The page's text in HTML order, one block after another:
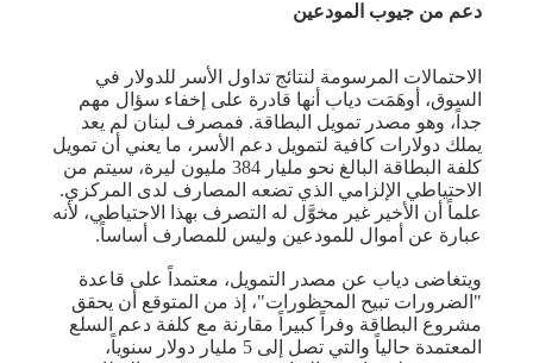
دعم من جيوب المودعين
الاحتمالات المرسومة لنتائج تداول الأسر للدولار في
السوق، أوهَمَت دياب أنها قادرة على إخفاء سؤال مهم
جداً، وهو مصدر تمويل البطاقة. فمصرف لبنان لم يعد
يملك دولارات كافية لتمويل دعم الأسر، ما يعني أن تمويل
كلفة البطاقة البالغ نحو مليار 384 مليون ليرة، سيتم من
الاحتياطي الإلزامي الذي تضعه المصارف لدى المركزي.
علماً أن الأخير غير مخوَّل له التصرف بهذا الاحتياطي، لأنه
عبارة عن أموال للمودعين وليس للمصارف أساساً.
ويتغاضى دياب عن مصدر التمويل، معتمداً على قاعدة
"الضرورات تبيح المحظورات"، إذ من المتوقع أن يحقق
مشروع البطاقة وفراً كبيراً مقارنة مع كلفة دعم السلع
المعتمدة حالياً والتي تصل إلى 5 مليار دولار سنوياً،